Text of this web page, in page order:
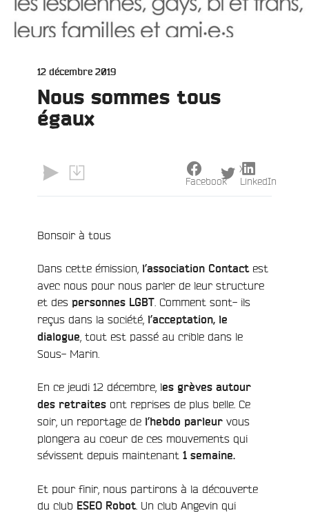
Publié
12 décembre 2019
Nous sommes tous
égaux
Bonsoir à tous
Dans cette émission, l’association Contactest
avec nous pour nous parler de leur structure
et des personnes LGBT . Comment sont- ils
reçus dans la société, l’acceptation, le
dialogue , tout est passé au crible dans le
Sous- Marin.
En ce jeudi 12 décembre, les grèves autour
des retraites ont reprises de plus belle. Ce
soir, un reportage de l’hebdo parleur vous
plongera au coeur de ces mouvements qui
sévissent depuis maintenant 1 semaine.
Et pour finir, nous partirons à la découverte
du club ESEO Robot. Un club Angevin qui
Facebook
X
LinkedIn